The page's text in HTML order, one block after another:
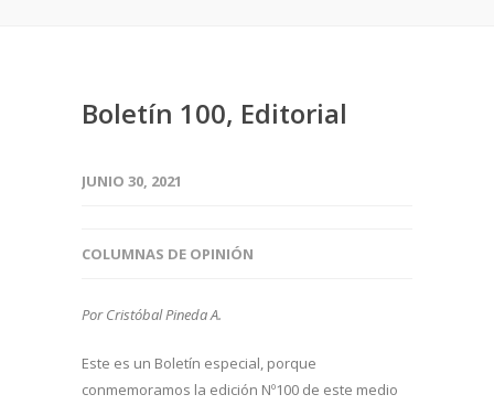
Boletín 100, Editorial
JUNIO 30, 2021
COLUMNAS DE OPINIÓN
Por Cristóbal Pineda A.
Este es un Boletín especial, porque
conmemoramos la edición Nº100 de este medio